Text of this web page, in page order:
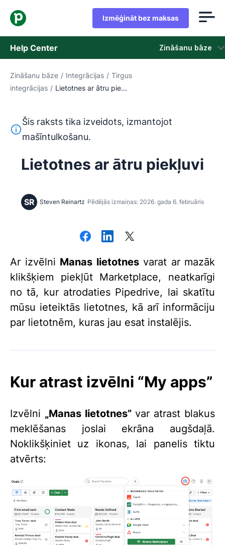
Izmēģināt bez maksas
Help Center Zināšanu bāze
Zināšanu bāze
Sazināties ar atbalsta dienestu
Zināšanu bāze / Integrācijas / Tirgus
integrācijas / Lietotnes ar ātru pie...
Šis teksts ir tulkots no angļu valodas, izmantojot
Šis raksts tika izveidots, izmantojot
mašīntulkošanu.
Lietotnes ar ātru piekļuvi
SR Steven Reinartz Pēdējās izmaiņas: 2026. gada 6. februāris
Ar izvēlni Manas lietotnesvarat ar mazāk
klikšķiem piekļūt Marketplace, neatkarīgi
no tā, kur atrodaties Pipedrive, lai skatītu
mūsu ieteiktās lietotnes, kā arī informāciju
par lietotnēm, kuras jau esat instalējis.
Kur atrast izvēlni “My apps”
Izvēlni „Manas lietotnes”var atrast blakus
meklēšanas joslai ekrāna augšdaļā.
Noklikšķiniet uz ikonas, lai panelis tiktu
atvērts: